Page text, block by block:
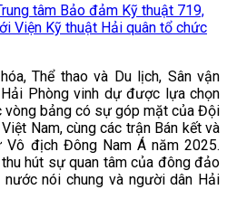
tâm Bảo đảm Kỹ thuật 719,
Viện Kỹ thuật Hải quân tổ chức
Thể thao và Du lịch, Sân vận
Phòng vinh dự được lựa chọn
vòng bảng có sự góp mặt của Đội
Nam, cùng các trận Bán kết và
Vô địch Đông Nam Á năm 2025.
hút sự quan tâm của đông đảo
nói chung và người dân Hải